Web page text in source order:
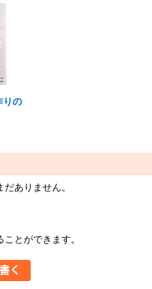
りの
ありません。
とができます。